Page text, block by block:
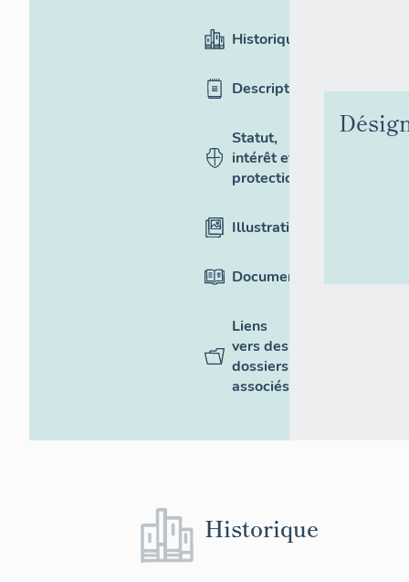
Historique
Description
Statut,
intérêt et
protection
Illustrations
Documentation
Liens
vers des
dossiers
associés
Historique